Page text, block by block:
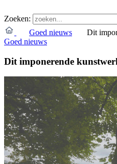
Zoeken:
Goed nieuws
Dit
Goed nieuws
Dit imponerende